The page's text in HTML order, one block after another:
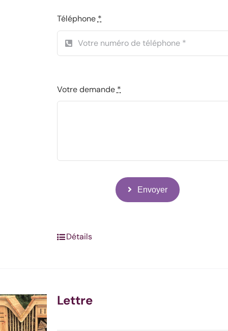
Téléphone *
Votre demande *
Envoyer
Détails
Lettre